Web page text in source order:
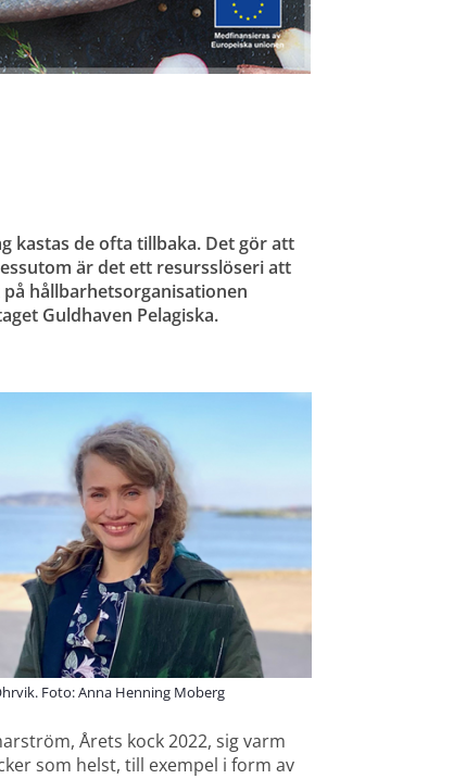
kastas de ofta tillbaka. Det gör att
är det ett resursslöseri att
hållbarhetsorganisationen
Guldhaven Pelagiska.
Foto: Anna Henning Moberg
Årets kock 2022, sig varm
som helst, till exempel i form av